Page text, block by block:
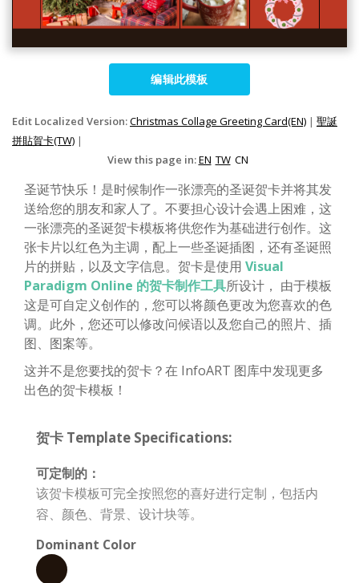
编辑此模板
Edit Localized Version:Christmas Collage Greeting Card(EN) | 聖誕
拼貼賀卡(TW) |
View this page in:EN TW CN
圣诞节快乐！是时候制作一张漂亮的圣诞贺卡并将其发
送给您的朋友和家人了。不要担心设计会遇上困难，这
一张漂亮的圣诞贺卡模板将供您作为基础进行创作。这
张卡片以红色为主调，配上一些圣诞插图，还有圣诞照
片的拼贴，以及文字信息。贺卡是使用 Visual
Paradigm Online 的贺卡制作工具所设计， 由于模板
这是可自定义创作的，您可以将颜色更改为您喜欢的色
调。此外，您还可以修改问候语以及您自己的照片、插
图、图案等。
这并不是您要找的贺卡？在 InfoART 图库中发现更多
出色的贺卡模板！
贺卡 Template Specifications:
可定制的：
该贺卡模板可完全按照您的喜好进行定制，包括内
容、颜色、背景、设计块等。
Dominant Color